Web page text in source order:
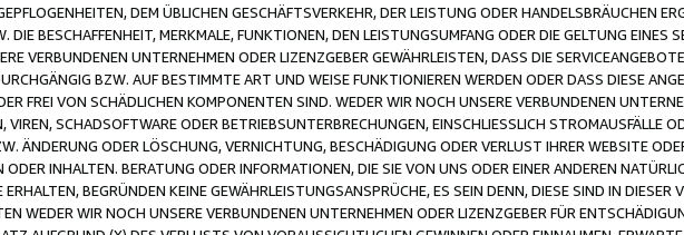
DEM ÜBLICHEN GESCHÄFTSVERKEHR, DER LEISTUNG ODER HANDELSBRÄUCHEN
DIE BESCHAFFENHEIT, MERKMALE, FUNKTIONEN, DEN LEISTUNGSUMFANG ODER DIE GELTUNG EINES
VERBUNDENEN UNTERNEHMEN ODER LIZENZGEBER GEWÄHRLEISTEN, DASS DIE
BZW. AUF BESTIMMTE ART UND WEISE FUNKTIONIEREN WERDEN ODER DASS DIESE
FREI VON SCHÄDLICHEN KOMPONENTEN SIND. WEDER WIR NOCH UNSERE VERBUNDENEN
VIREN, SCHADSOFTWARE ODER BETRIEBSUNTERBRECHUNGEN, EINSCHLIESSLICH STROMAUSFÄLLE
ÄNDERUNG ODER LÖSCHUNG, VERNICHTUNG, BESCHÄDIGUNG ODER VERLUST IHRER WEBSITE
INHALTEN. BERATUNG ODER INFORMATIONEN, DIE SIE VON UNS ODER EINER ANDEREN
BEGRÜNDEN KEINE GEWÄHRLEISTUNGSANSPRÜCHE, ES SEIN DENN, DIESE SIND IN DIESER
WEDER WIR NOCH UNSERE VERBUNDENEN UNTERNEHMEN ODER LIZENZGEBER FÜR